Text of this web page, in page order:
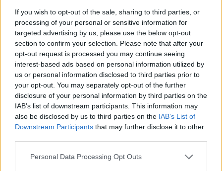
If you wish to opt-out of the sale, sharing to third parties, or
processing of your personal or sensitive information for
targeted advertising by us, please use the below opt-out
section to confirm your selection. Please note that after your
opt-out request is processed you may continue seeing
interest-based ads based on personal information utilized by
us or personal information disclosed to third parties prior to
your opt-out. You may separately opt-out of the further
disclosure of your personal information by third parties on the
IAB’s list of downstream participants. This information may
also be disclosed by us to third parties on the IAB’s List of
Downstream Participants that may further disclose it to other
Personal Data Processing Opt Outs